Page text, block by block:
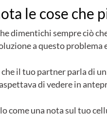
le cose che
dimentichi sempre ciò
a questo problema
il tuo partner parla di
di vedere in
come una nota sul tuo